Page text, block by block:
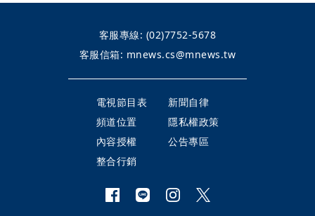
客服專線: (02)7752-5678
客服信箱: mnews.cs@mnews.tw
電視節目表
新聞自律
頻道位置
隱私權政策
內容授權
公告專區
整合行銷